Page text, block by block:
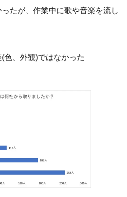
ったが、作業中に歌や音楽を流し
色、外観)ではなかった